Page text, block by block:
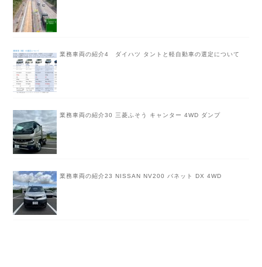
業務車両の紹介4 ダイハツ タントと軽自動車の選定について
業務車両の紹介30 三菱ふそう キャンター 4WD ダンプ
業務車両の紹介23 NISSAN NV200 バネット DX 4WD